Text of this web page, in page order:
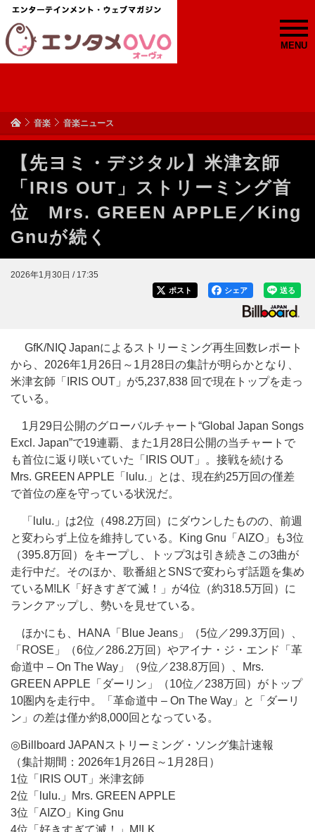
MENU
音楽 音楽ニュース
【先ヨミ・デジタル】米津玄師
「IRIS OUT」ストリーミング首
位 Mrs. GREEN APPLE／King
Gnuが続く
2026年1月30日 / 17:35
送る
シェア
ポスト
GfK/NIQ Japanによるストリーミング再生回数レポート
から、2026年1月26日～1月28日の集計が明らかとなり、
米津玄師「IRIS OUT」が5,237,838 回で現在トップを走っ
ている。
1月29日公開のグローバルチャート“Global Japan Songs
Excl. Japan”で19連覇、また1月28日公開の当チャートで
も首位に返り咲いていた「IRIS OUT」。接戦を続ける
Mrs. GREEN APPLE「lulu.」とは、現在約25万回の僅差
で首位の座を守っている状況だ。
「lulu.」は2位（498.2万回）にダウンしたものの、前週
と変わらず上位を維持している。King Gnu「AIZO」も3位
（395.8万回）をキープし、トップ3は引き続きこの3曲が
走行中だ。そのほか、歌番組とSNSで変わらず話題を集め
ているM!LK「好きすぎて滅！」が4位（約318.5万回）に
ランクアップし、勢いを見せている。
ほかにも、HANA「Blue Jeans」（5位／299.3万回）、
「ROSE」（6位／286.2万回）やアイナ・ジ・エンド「革
命道中 – On The Way」（9位／238.8万回）、Mrs.
GREEN APPLE「ダーリン」（10位／238万回）がトップ
10圏内を走行中。「革命道中 – On The Way」と「ダーリ
ン」の差は僅か約8,000回となっている。
◎Billboard JAPANストリーミング・ソング集計速報
（集計期間：2026年1月26日～1月28日）
1位「IRIS OUT」米津玄師
2位「lulu.」Mrs. GREEN APPLE
3位「AIZO」King Gnu
4位「好きすぎて滅！」M!LK